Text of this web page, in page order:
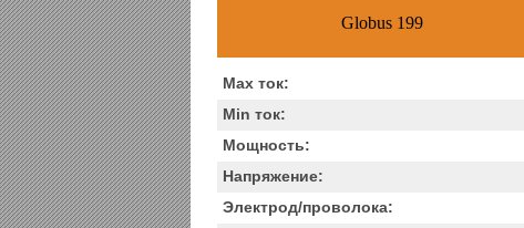
Globus 199
Max ток:
Min ток:
Мощность:
Напряжение:
Электрод/проволока: